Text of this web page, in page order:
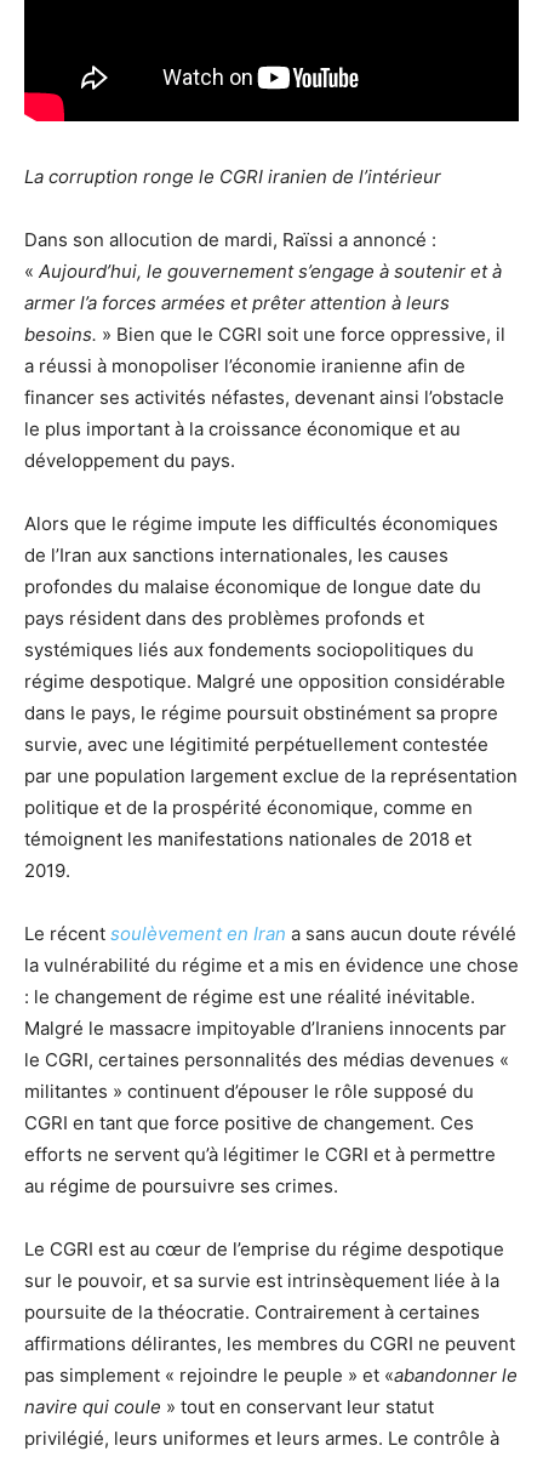
La corruption ronge le CGRI iranien de l’intérieur
Dans son allocution de mardi, Raïssi a annoncé :
« Aujourd’hui, le gouvernement s’engage à soutenir et à
armer l’a forces armées et prêter attention à leurs
besoins. » Bien que le CGRI soit une force oppressive, il
a réussi à monopoliser l’économie iranienne afin de
financer ses activités néfastes, devenant ainsi l’obstacle
le plus important à la croissance économique et au
développement du pays.
Alors que le régime impute les difficultés économiques
de l’Iran aux sanctions internationales, les causes
profondes du malaise économique de longue date du
pays résident dans des problèmes profonds et
systémiques liés aux fondements sociopolitiques du
régime despotique. Malgré une opposition considérable
dans le pays, le régime poursuit obstinément sa propre
survie, avec une légitimité perpétuellement contestée
par une population largement exclue de la représentation
politique et de la prospérité économique, comme en
témoignent les manifestations nationales de 2018 et
2019.
Le récent soulèvement en Iran a sans aucun doute révélé
la vulnérabilité du régime et a mis en évidence une chose
: le changement de régime est une réalité inévitable.
Malgré le massacre impitoyable d’Iraniens innocents par
le CGRI, certaines personnalités des médias devenues «
militantes » continuent d’épouser le rôle supposé du
CGRI en tant que force positive de changement. Ces
efforts ne servent qu’à légitimer le CGRI et à permettre
au régime de poursuivre ses crimes.
Le CGRI est au cœur de l’emprise du régime despotique
sur le pouvoir, et sa survie est intrinsèquement liée à la
poursuite de la théocratie. Contrairement à certaines
affirmations délirantes, les membres du CGRI ne peuvent
pas simplement « rejoindre le peuple » et «abandonner le
navire qui coule » tout en conservant leur statut
privilégié, leurs uniformes et leurs armes. Le contrôle à